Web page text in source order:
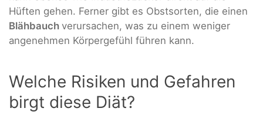
Hüften gehen. Ferner gibt es Obstsorten, die einen
Blähbauch verursachen, was zu einem weniger
angenehmen Körpergefühl führen kann.
Welche Risiken und Gefahren
birgt diese Diät?